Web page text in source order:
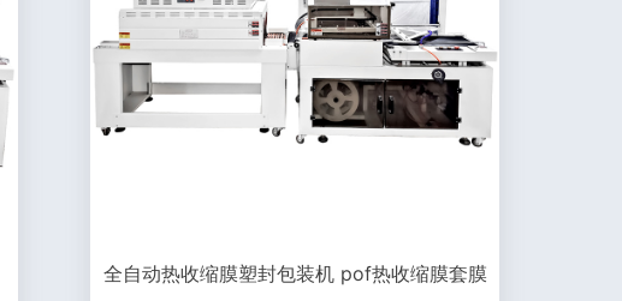
全自动热收缩膜塑封包装机 pof热收缩膜套膜